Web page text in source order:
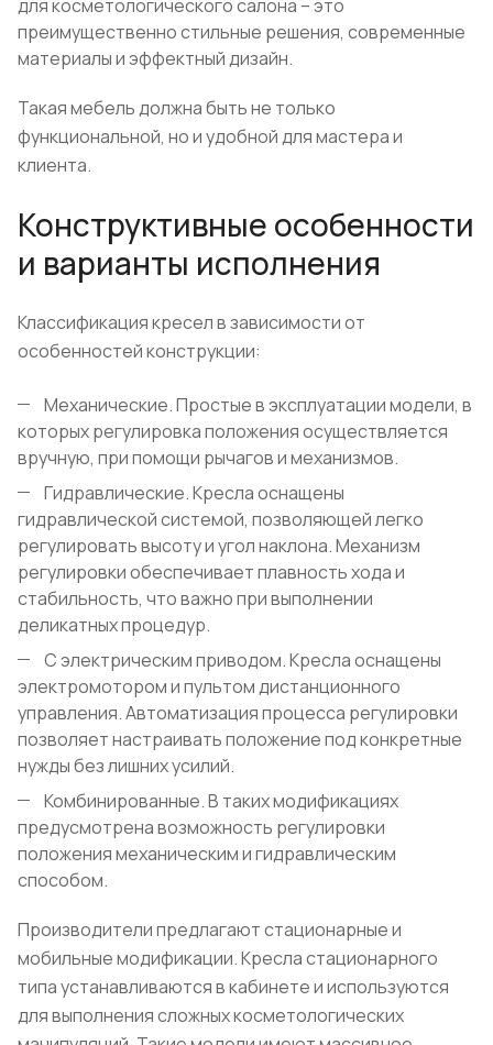
для косметологического салона – это
преимущественно стильные решения, современные
материалы и эффектный дизайн.
Такая мебель должна быть не только
функциональной, но и удобной для мастера и
клиента.
Конструктивные особенности
и варианты исполнения
Классификация кресел в зависимости от
особенностей конструкции:
Механические. Простые в эксплуатации модели, в
которых регулировка положения осуществляется
вручную, при помощи рычагов и механизмов.
Гидравлические. Кресла оснащены
гидравлической системой, позволяющей легко
регулировать высоту и угол наклона. Механизм
регулировки обеспечивает плавность хода и
стабильность, что важно при выполнении
деликатных процедур.
С электрическим приводом. Кресла оснащены
электромотором и пультом дистанционного
управления. Автоматизация процесса регулировки
позволяет настраивать положение под конкретные
нужды без лишних усилий.
Комбинированные. В таких модификациях
предусмотрена возможность регулировки
положения механическим и гидравлическим
способом.
Производители предлагают стационарные и
мобильные модификации. Кресла стационарного
типа устанавливаются в кабинете и используются
для выполнения сложных косметологических